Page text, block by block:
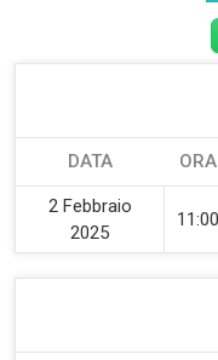
DATA ORA
2 Febbraio
2025
11:00